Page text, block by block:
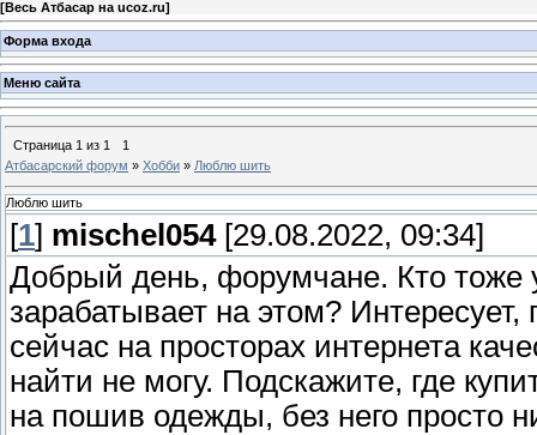
[Весь Атбасар на ucoz.ru]
Форма входа
Меню сайта
Страница 1 из 1
1
Атбасарский форум » Хобби » Люблю шить
Люблю шить
[1] mischel054[29.08.2022, 09:34]
Добрый день, форумчане. Кто тоже
зарабатывает на этом?
сейчас на просторах интернета
найти не могу. Подскажите, где
на пошив одежды, без него просто